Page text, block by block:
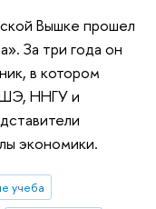
Вышке прошел
За три года он
в котором
ННГУ и
экономики.
учеба